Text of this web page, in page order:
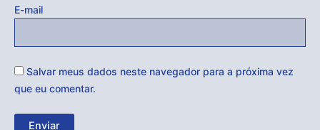
E-mail
Salvar meus dados neste navegador para a próxima vez
que eu comentar.